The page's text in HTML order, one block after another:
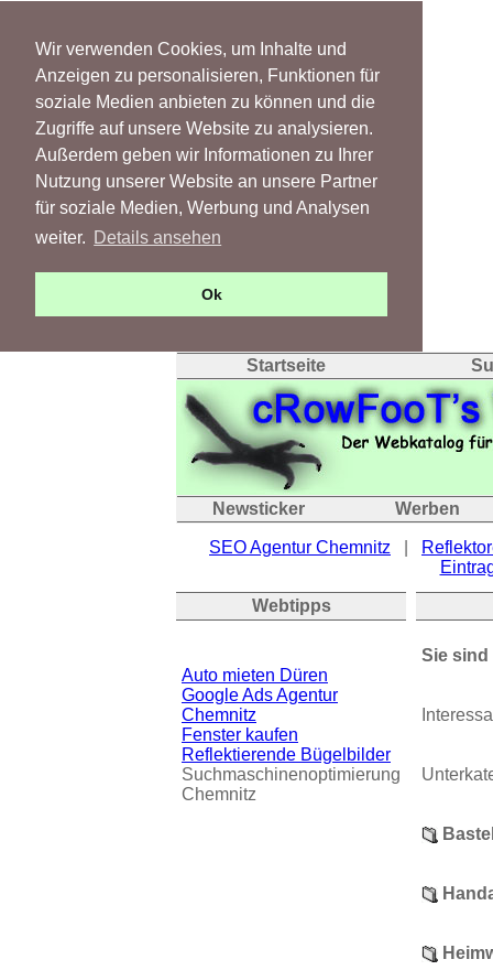
Wir verwenden Cookies, um Inhalte und
Anzeigen zu personalisieren, Funktionen für
soziale Medien anbieten zu können und die
Zugriffe auf unsere Website zu analysieren.
Außerdem geben wir Informationen zu Ihrer
Nutzung unserer Website an unsere Partner
für soziale Medien, Werbung und Analysen
weiter.
Details ansehen
Ok
Startseite
Newsticker Werben
SEO Agentur Chemnitz
Webtipps
Auto mieten Düren
Google Ads Agentur
Chemnitz
Fenster kaufen
Reflektierende Bügelbilder
Suchmaschinenoptimierung
Chemnitz
Sie